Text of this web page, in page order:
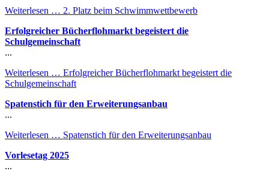
Weiterlesen … 2. Platz beim Schwimmwettbewerb
Erfolgreicher Bücherflohmarkt begeistert die
Schulgemeinschaft
...
Weiterlesen … Erfolgreicher Bücherflohmarkt begeistert die
Schulgemeinschaft
Spatenstich für den Erweiterungsanbau
...
Weiterlesen … Spatenstich für den Erweiterungsanbau
Vorlesetag 2025
...